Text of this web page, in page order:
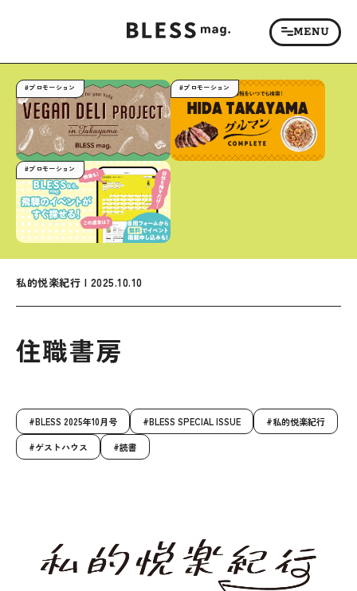
#プロモーション #プロモーション
#プロモーション
私的悦楽紀行 | 2025.10.10
住職書房
BLESS 2025年10月号 BLESS SPECIAL ISSUE
私的悦楽紀行
ゲストハウス
読書